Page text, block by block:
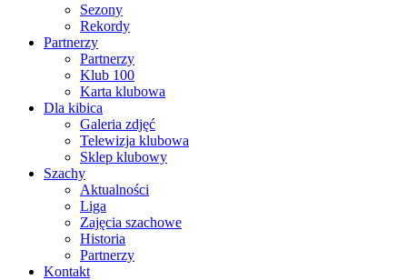
Sezony
Rekordy
Partnerzy
Partnerzy
Klub 100
Karta klubowa
Dla kibica
Galeria zdjęć
Telewizja klubowa
Sklep klubowy
Szachy
Aktualności
Liga
Zajęcia szachowe
Historia
Partnerzy
Kontakt